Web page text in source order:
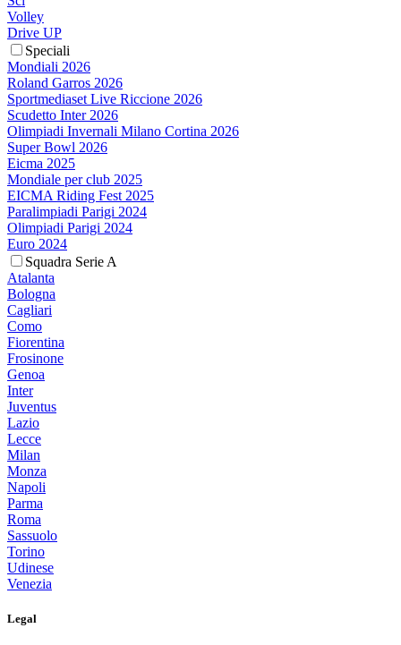
Volley
Drive UP
Speciali
Mondiali 2026
Roland Garros 2026
Sportmediaset Live Riccione 2026
Scudetto Inter 2026
Olimpiadi Invernali Milano Cortina 2026
Super Bowl 2026
Eicma 2025
Mondiale per club 2025
EICMA Riding Fest 2025
Paralimpiadi Parigi 2024
Olimpiadi Parigi 2024
Euro 2024
Squadra Serie A
Atalanta
Bologna
Cagliari
Como
Fiorentina
Frosinone
Genoa
Inter
Juventus
Lazio
Lecce
Milan
Monza
Napoli
Parma
Roma
Sassuolo
Torino
Udinese
Venezia
Legal